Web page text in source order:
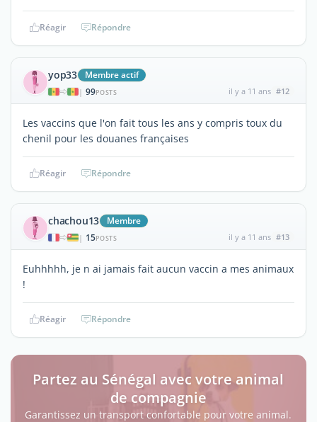
Réagir Répondre
yop33 Membre actif
| 99POSTS il y a 11 ans #12
Les vaccins que l'on fait tous les ans y compris toux du
chenil pour les douanes françaises
Réagir Répondre
chachou13 Membre
| 15POSTS il y a 11 ans #13
Euhhhhh, je n ai jamais fait aucun vaccin a mes animaux
!
Réagir Répondre
Partez au Sénégal avec votre animal
de compagnie
Garantissez un transport confortable pour votre animal.